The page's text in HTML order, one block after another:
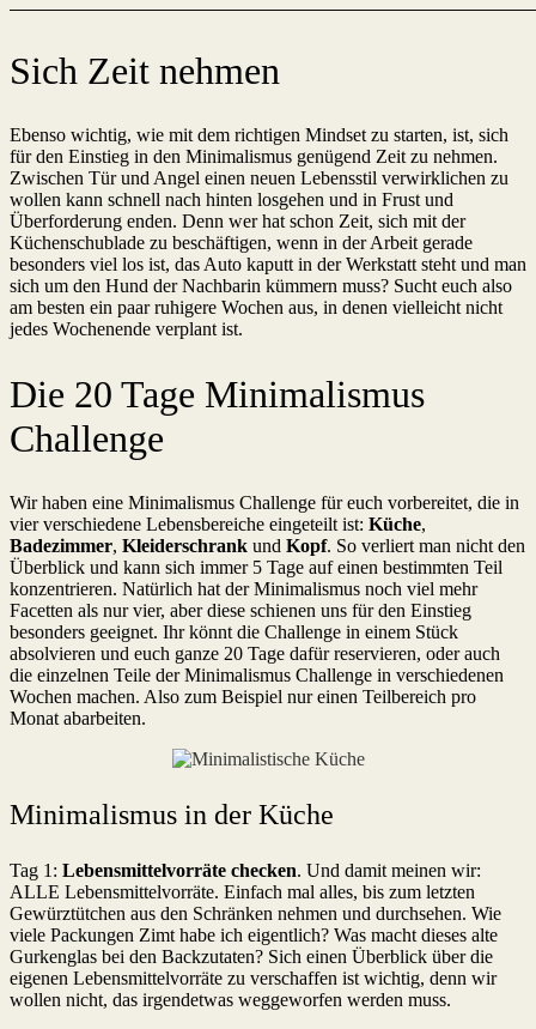
Sich Zeit nehmen
Ebenso wichtig, wie mit dem richtigen Mindset zu starten, ist, sich
für den Einstieg in den Minimalismus genügend Zeit zu nehmen.
Zwischen Tür und Angel einen neuen Lebensstil verwirklichen zu
wollen kann schnell nach hinten losgehen und in Frust und
Überforderung enden. Denn wer hat schon Zeit, sich mit der
Küchenschublade zu beschäftigen, wenn in der Arbeit gerade
besonders viel los ist, das Auto kaputt in der Werkstatt steht und man
sich um den Hund der Nachbarin kümmern muss? Sucht euch also
am besten ein paar ruhigere Wochen aus, in denen vielleicht nicht
jedes Wochenende verplant ist.
Die 20 Tage Minimalismus
Challenge
Wir haben eine Minimalismus Challenge für euch vorbereitet, die in
vier verschiedene Lebensbereiche eingeteilt ist: Küche,
Badezimmer, Kleiderschrank und Kopf. So verliert man nicht den
Überblick und kann sich immer 5 Tage auf einen bestimmten Teil
konzentrieren. Natürlich hat der Minimalismus noch viel mehr
Facetten als nur vier, aber diese schienen uns für den Einstieg
besonders geeignet. Ihr könnt die Challenge in einem Stück
absolvieren und euch ganze 20 Tage dafür reservieren, oder auch
die einzelnen Teile der Minimalismus Challenge in verschiedenen
Wochen machen. Also zum Beispiel nur einen Teilbereich pro
Monat abarbeiten.
Minimalismus in der Küche
Tag 1: Lebensmittelvorräte checken. Und damit meinen wir:
ALLE Lebensmittelvorräte. Einfach mal alles, bis zum letzten
Gewürztütchen aus den Schränken nehmen und durchsehen. Wie
viele Packungen Zimt habe ich eigentlich? Was macht dieses alte
Gurkenglas bei den Backzutaten? Sich einen Überblick über die
eigenen Lebensmittelvorräte zu verschaffen ist wichtig, denn wir
wollen nicht, das irgendetwas weggeworfen werden muss.